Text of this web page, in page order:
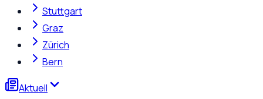
Stuttgart
Graz
Zürich
Bern
Aktuell